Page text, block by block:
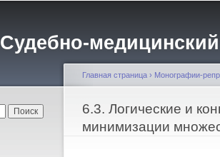
Судебно-
Вы здесь
Главная страница › Монографии-
6.3. Логические и
минимизации